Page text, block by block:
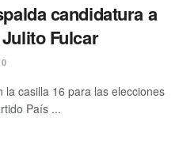
candidatura a
Fulcar
0
la casilla 16 para las elecciones
País ...